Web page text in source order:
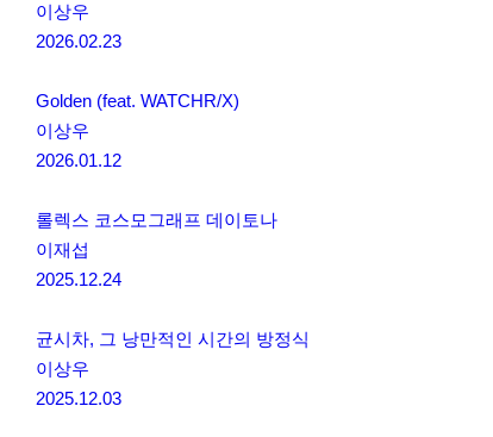
이상우
2026.02.23
Golden (feat. WATCHR/X)
이상우
2026.01.12
롤렉스 코스모그래프 데이토나
이재섭
2025.12.24
균시차, 그 낭만적인 시간의 방정식
이상우
2025.12.03